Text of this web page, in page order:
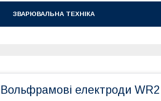
ЗВАРЮВАЛЬНА ТЕХНІКА
Вольфрамові електроди